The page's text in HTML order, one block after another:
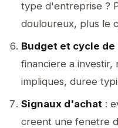
type d'entreprise ?
douloureux, plus le
Budget et cycle
financiere a investir,
impliques, duree
Signaux d'achat :
creent une fenetre